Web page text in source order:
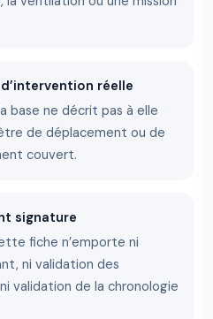
réelle
base ne décrit pas à elle
de déplacement ou de
couvert.
signature
fiche n’emporte ni
ni validation des
validation de la chronologie